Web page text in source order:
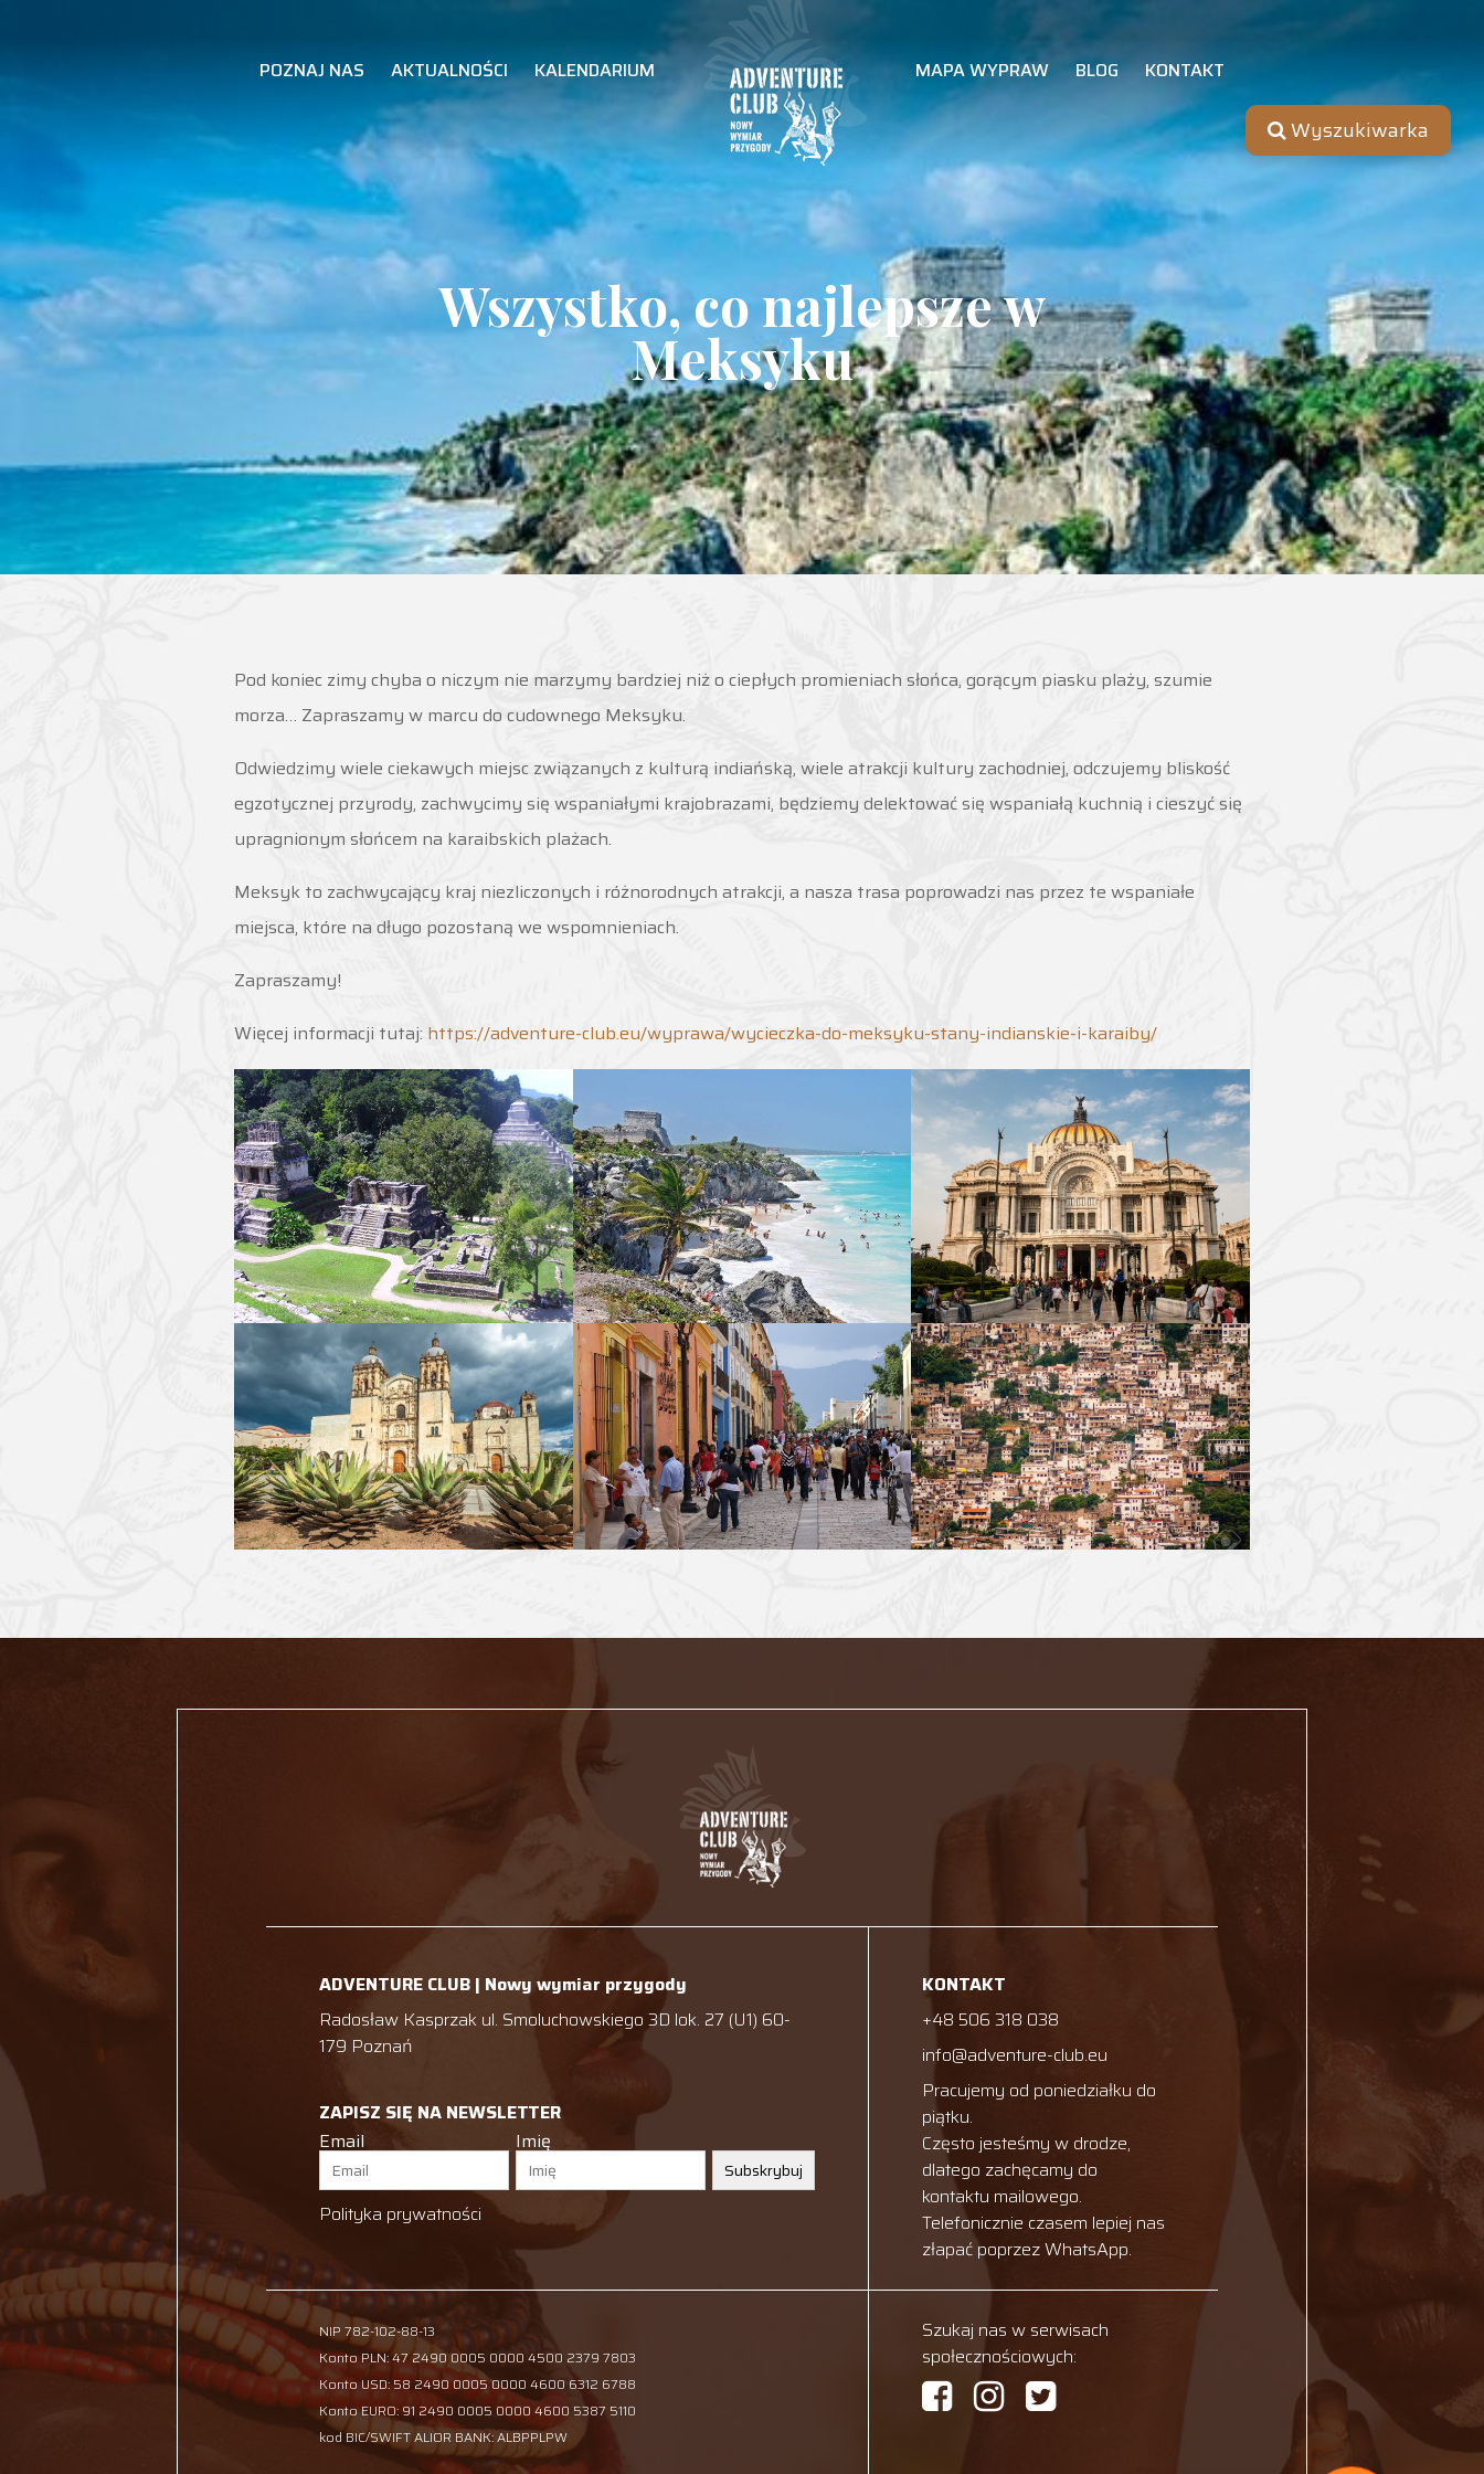
Wyszukiwarka
POZNAJ NAS AKTUALNOŚCI KALENDARIUM MAPA WYPRAW BLOG KONTAKT
Wszystko, co najlepsze w
Meksyku
Pod koniec zimy chyba o niczym nie marzymy bardziej niż o ciepłych promieniach słońca, gorącym piasku plaży, szumie
morza… Zapraszamy w marcu do cudownego Meksyku.
Odwiedzimy wiele ciekawych miejsc związanych z kulturą indiańską, wiele atrakcji kultury zachodniej, odczujemy bliskość
egzotycznej przyrody, zachwycimy się wspaniałymi krajobrazami, będziemy delektować się wspaniałą kuchnią i cieszyć się
upragnionym słońcem na karaibskich plażach.
Meksyk to zachwycający kraj niezliczonych i różnorodnych atrakcji, a nasza trasa poprowadzi nas przez te wspaniałe
miejsca, które na długo pozostaną we wspomnieniach.
Zapraszamy!
Więcej informacji tutaj: https://adventure-club.eu/wyprawa/wycieczka-do-meksyku-stany-indianskie-i-karaiby/
ADVENTURE CLUB | Nowy wymiar przygody
Radosław Kasprzak ul. Smoluchowskiego 3D lok. 27 (U1) 60-
179 Poznań
ZAPISZ SIĘ NA NEWSLETTER
Email
Imię
Subskrybuj
Polityka prywatności
KONTAKT
+48 506 318 038
info@adventure-club.eu
Pracujemy od poniedziałku do
piątku.
Często jesteśmy w drodze,
dlatego zachęcamy do
kontaktu mailowego.
Telefonicznie czasem lepiej nas
złapać poprzez WhatsApp.
NIP 782-102-88-13
Konto PLN: 47 2490 0005 0000 4500 2379 7803
Konto USD: 58 2490 0005 0000 4600 6312 6788
Konto EURO: 91 2490 0005 0000 4600 5387 5110
kod BIC/SWIFT ALIOR BANK: ALBPPLPW
Szukaj nas w serwisach
społecznościowych: